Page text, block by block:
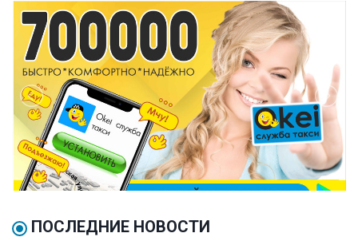
ПОСЛЕДНИЕ НОВОСТИ